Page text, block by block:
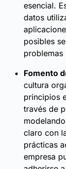
esencial.
datos
posibles
problemas
Fomento
cultura
principios
través de
claro con
prácticas
empresa